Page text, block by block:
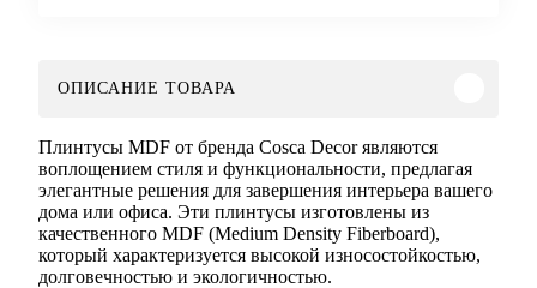
ОПИСАНИЕ ТОВАРА
Плинтусы MDF от бренда Cosca Decor являются
воплощением стиля и функциональности, предлагая
элегантные решения для завершения интерьера вашего
дома или офиса. Эти плинтусы изготовлены из
качественного MDF (Medium Density Fiberboard),
который характеризуется высокой износостойкостью,
долговечностью и экологичностью.